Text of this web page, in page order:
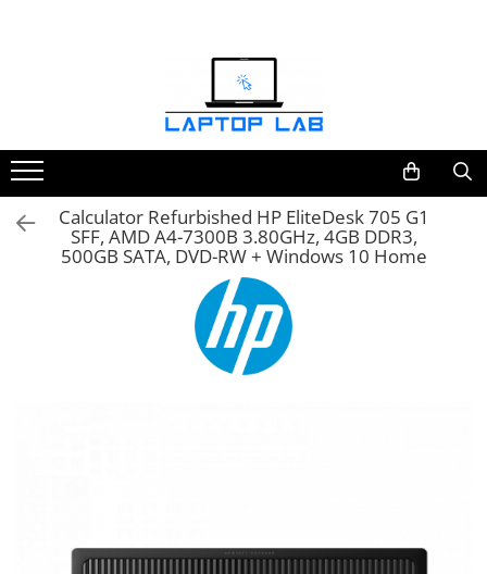
Mouseuri
Încărcătoare
Calculator Refurbished HP EliteDesk 705 G1
SFF, AMD A4-7300B 3.80GHz, 4GB DDR3,
500GB SATA, DVD-RW + Windows 10 Home